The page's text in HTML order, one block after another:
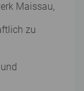
Maissau,
zu